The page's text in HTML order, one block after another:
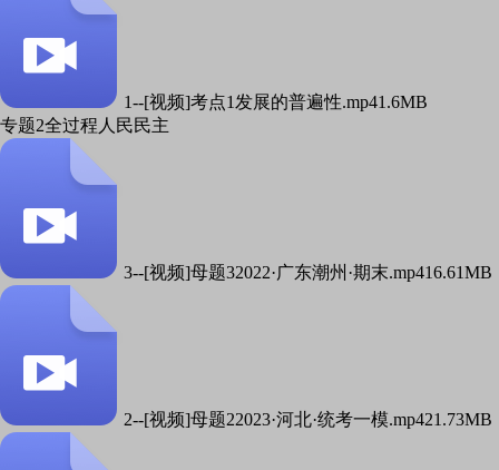
1--[视频]考点1发展的普遍性.mp41.6MB
专题2全过程人民民主
3--[视频]母题32022·广东潮州·期末.mp416.61MB
2--[视频]母题22023·河北·统考一模.mp421.73MB